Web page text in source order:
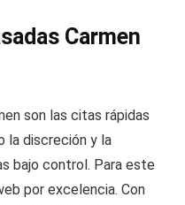
Carmen
son las citas rápidas
la discreción y la
bajo control. Para este
por excelencia. Con